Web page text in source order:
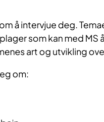
å intervjue deg.
som kan med MS
art og utvikling
om: